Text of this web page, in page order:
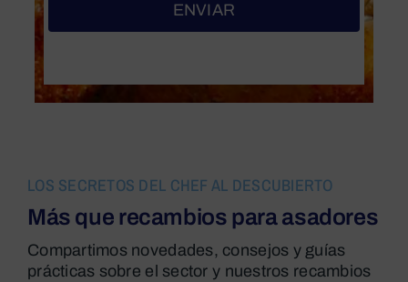
ENVIAR
LOS SECRETOS DEL CHEF AL DESCUBIERTO
Más que recambios para asadores
Compartimos novedades, consejos y guías
prácticas sobre el sector y nuestros recambios